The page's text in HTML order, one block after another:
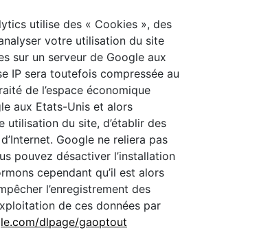
utilise des « Cookies », des
votre utilisation du site
sur un serveur de Google aux
IP sera toutefois compressée au
de l’espace économique
aux Etats-Unis et alors
du site, d’établir des
Google ne reliera pas
pouvez désactiver l’installation
cependant qu’il est alors
l’enregistrement des
de ces données par
dlpage/gaoptout